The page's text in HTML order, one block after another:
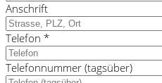
Anschrift
Telefon *
Telefonnummer (tagsüber)